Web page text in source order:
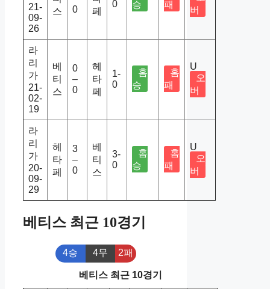
21-
09-
26
스
0
페
0
승
패
버
라
리
가
21-
02-
19
베
티
스
0
–
0
헤
타
페
1-
0
홈
승
홈
패
U
오
버
라
리
가
20-
09-
29
헤
타
페
3
–
0
베
티
스
3-
0
홈
승
홈
패
U
오
버
베티스 최근 10경기
4승 4무 2패
베티스 최근 10경기